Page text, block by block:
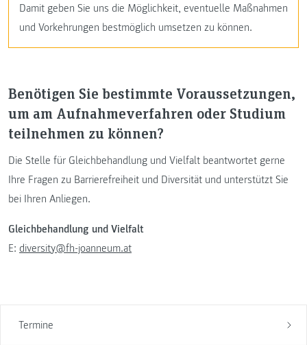
Termine
Damit geben Sie uns die Möglichkeit, eventuelle Maßnahmen
und Vorkehrungen bestmöglich umsetzen zu können.
Benötigen Sie bestimmte Voraussetzungen,
um am Aufnahmeverfahren oder Studium
teilnehmen zu können?
Die Stelle für Gleichbehandlung und Vielfalt beantwortet gerne
Ihre Fragen zu Barrierefreiheit und Diversität und unterstützt Sie
bei Ihren Anliegen.
Gleichbehandlung und Vielfalt
E: diversity@fh-joanneum.at